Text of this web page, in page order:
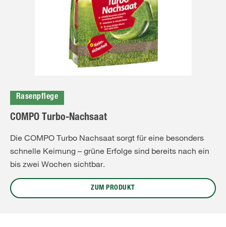
Rasenpflege
COMPO Turbo-Nachsaat
Die COMPO Turbo Nachsaat sorgt für eine besonders
schnelle Keimung – grüne Erfolge sind bereits nach ein
bis zwei Wochen sichtbar.
ZUM PRODUKT